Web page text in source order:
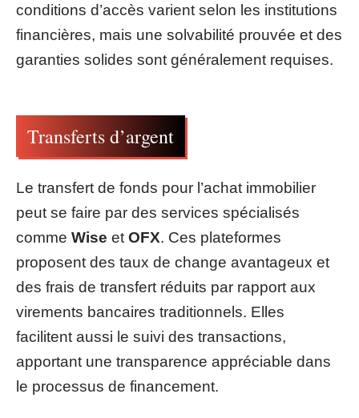
conditions d’accès varient selon les institutions
financières, mais une solvabilité prouvée et des
garanties solides sont généralement requises.
Transferts d’argent
Le transfert de fonds pour l’achat immobilier
peut se faire par des services spécialisés
comme Wise et OFX. Ces plateformes
proposent des taux de change avantageux et
des frais de transfert réduits par rapport aux
virements bancaires traditionnels. Elles
facilitent aussi le suivi des transactions,
apportant une transparence appréciable dans
le processus de financement.